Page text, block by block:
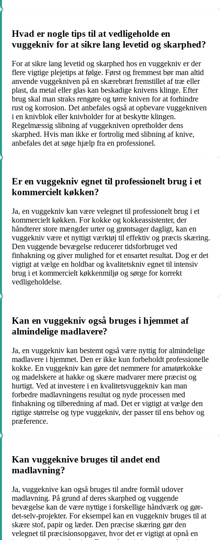
Hvad er nogle tips til at vedligeholde en
vuggekniv for at sikre lang levetid og skarphed?
For at sikre lang levetid og skarphed hos en vuggekniv er der
flere vigtige plejetips at følge. Først og fremmest bør man altid
anvende vuggekniven på en skærebræt fremstillet af træ eller
plast, da metal eller glas kan beskadige knivens klinge. Efter
brug skal man straks rengøre og tørre kniven for at forhindre
rust og korrosion. Det anbefales også at opbevare vuggekniven
i en knivblok eller knivholder for at beskytte klingen.
Regelmæssig slibning af vuggekniven opretholder dens
skarphed. Hvis man ikke er fortrolig med slibning af knive,
anbefales det at søge hjælp fra en professionel.
Er en vuggekniv egnet til professionelt brug i et
kommercielt køkken?
Ja, en vuggekniv kan være velegnet til professionelt brug i et
kommercielt køkken. For kokke og kokkeassistenter, der
håndterer store mængder urter og grøntsager dagligt, kan en
vuggekniv være et nyttigt værktøj til effektiv og præcis skæring.
Den vuggende bevægelse reducerer tidsforbruget ved
finhakning og giver mulighed for et ensartet resultat. Dog er det
vigtigt at vælge en holdbar og kvalitetskniv egnet til intensiv
brug i et kommercielt køkkenmiljø og sørge for korrekt
vedligeholdelse.
Kan en vuggekniv også bruges i hjemmet af
almindelige madlavere?
Ja, en vuggekniv kan bestemt også være nyttig for almindelige
madlavere i hjemmet. Den er ikke kun forbeholdt professionelle
kokke. En vuggekniv kan gøre det nemmere for amatørkokke
og madelskere at hakke og skære madvarer mere præcist og
hurtigt. Ved at investere i en kvalitetsvuggekniv kan man
forbedre madlavningens resultat og nyde processen med
finhakning og tilberedning af mad. Det er vigtigt at vælge den
rigtige størrelse og type vuggekniv, der passer til ens behov og
præference.
Kan vuggeknive bruges til andet end
madlavning?
Ja, vuggeknive kan også bruges til andre formål udover
madlavning. På grund af deres skarphed og vuggende
bevægelse kan de være nyttige i forskellige håndværk og gør-
det-selv-projekter. For eksempel kan en vuggekniv bruges til at
skære stof, papir og læder. Den præcise skæring gør den
velegnet til præcisionsopgaver, hvor det er vigtigt at opnå en